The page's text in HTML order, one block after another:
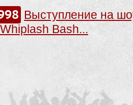
Выступление на
Bash...